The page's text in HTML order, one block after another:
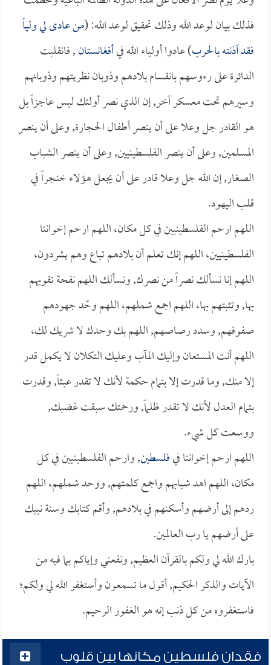
فذلك بيان لوعد الله وذلك تحقيق لوعد الله: (من عادى لي ولياً
فقد آذنته بالحرب) عادوا أولياء الله فيأفغانستان, فانقلبت
الدائرة على رءوسهم بانقسام بلادهم وذوبان نظريتهم وذوبانهم
وسيرهم تحت معسكر آخر, إن الذي نصر أولئك ليس عاجزاً بل
هو القادر جل وعلا على أن ينصر أطفال الحجارة, وعلى أن ينصر
المسلمين, وعلى أن ينصر الفلسطينيين, وعلى أن ينصر الشباب
الصغار, إن الله جل وعلا قادر على أن يجعل هؤلاء خنجراً في
قلب اليهود.
اللهم ارحم الفلسطينيين في كل مكان، اللهم ارحم إخواننا
الفلسطينيين، اللهم إنك تعلم أن بلادهم تباع وهم يشردون،
اللهم إنا نسألك نصراً من نصرك, ونسألك اللهم نفحة تقويهم
بها, وتثبتهم بها، اللهم اجمع شملهم، اللهم وحّد جهودهم
صفوفهم, وسدد رصاصهم, اللهم بك وحدك لا شريك لك،
اللهم أنت المستعان وإليك المآب وعليك التكلان لا يكمل قدر
إلا منك, وما قدرت إلا بتمام حكمة لأنك لا تقدر عبثاً, وقدرت
بتمام العدل لأنك لا تقدر ظلماً, ورحمتك سبقت غضبك,
ووسعت كل شيء.
اللهم ارحم إخواننا فيفلسطين, وارحم الفلسطينيين في كل
مكان، اللهم اهد شبابهم واجمع كلمتهم, ووحد شملهم، اللهم
ردهم إلى أرضهم وأسكنهم في بلادهم, وأقم كتابك وسنة نبيك
على أرضهم يا رب العالمين.
بارك الله لي ولكم بالقرآن العظيم, ونفعني وإياكم بما فيه من
الآيات والذكر الحكيم, أقول ما تسمعون وأستغفر الله لي ولكم؛
فاستغفروه من كل ذنب إنه هو الغفور الرحيم.
فقدان فلسطين مكانها بين قلوب